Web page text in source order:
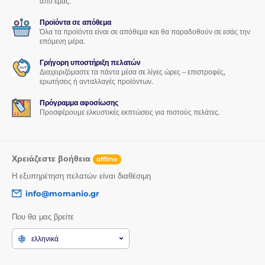
Το προϊόν κατατάσσεται σε κατηγορίες
Προϊόντα σε απόθεμα
Όλα τα προϊόντα είναι σε απόθεμα και θα παραδοθούν σε εσάς την
επόμενη μέρα.
Γρήγορη υποστήριξη πελατών
Διαχειριζόμαστε τα πάντα μέσα σε λίγες ώρες – επιστροφές,
ερωτήσεις ή ανταλλαγές προϊόντων.
Πρόγραμμα αφοσίωσης
Προσφέρουμε ελκυστικές εκπτώσεις για πιστούς πελάτες.
Χρειάζεστε βοήθεια offline
Η εξυπηρέτηση πελατών είναι διαθέσιμη
info@momanio.gr
Που θα μας βρείτε
ελληνικά